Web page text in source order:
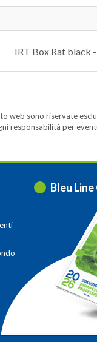
IRT Box Rat black
web sono riservate
responsabilità per
Bleu